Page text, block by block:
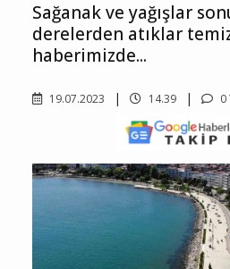
Sağanak ve yağışlar
derelerden atıklar
haberimizde...
19.07.2023 14.39 0